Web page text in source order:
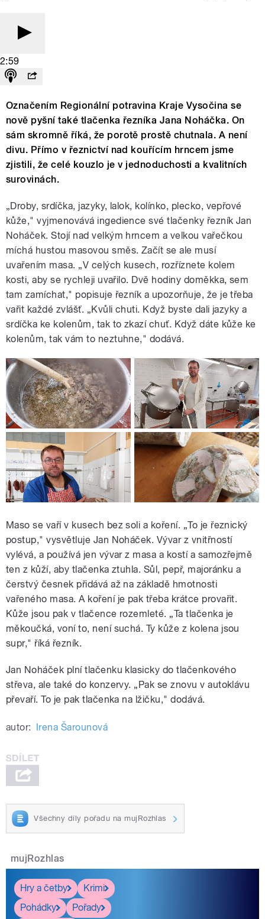
2:59
Označením Regionální potravina Kraje Vysočina se
nově pyšní také tlačenka řezníka Jana Noháčka. On
sám skromně říká, že porotě prostě chutnala. A není
divu. Přímo v řeznictví nad kouřícím hrncem jsme
zjistili, že celé kouzlo je v jednoduchosti a kvalitních
surovinách.
„Droby, srdíčka, jazyky, lalok, kolínko, plecko, vepřové
kůže," vyjmenovává ingedience své tlačenky řezník Jan
Noháček. Stojí nad velkým hrncem a velkou vařečkou
míchá hustou masovou směs. Začít se ale musí
uvařením masa. „V celých kusech, rozříznete kolem
kosti, aby se rychleji uvařilo. Dvě hodiny doměkka, sem
tam zamíchat," popisuje řezník a upozorňuje, že je třeba
vařit každé zvlášť. „Kvůli chuti. Když byste dali jazyky a
srdíčka ke kolenům, tak to zkazí chuť. Když dáte kůže ke
kolenům, tak vám to neztuhne," dodává.
Maso se vaří v kusech bez soli a koření. „To je řeznický
postup," vysvětluje Jan Noháček. Vývar z vnitřností
vylévá, a používá jen vývar z masa a kostí a samozřejmě
ten z kůží, aby tlačenka ztuhla. Sůl, pepř, majoránku a
čerstvý česnek přidává až na základě hmotnosti
vařeného masa. A koření je pak třeba krátce provařit.
Kůže jsou pak v tlačence rozemleté. „Ta tlačenka je
měkoučká, voní to, není suchá. Ty kůže z kolena jsou
supr," říká řezník.
Jan Noháček plní tlačenku klasicky do tlačenkového
střeva, ale také do konzervy. „Pak se znovu v autoklávu
převaří. To je pak tlačenka na lžičku," dodává.
autor: Irena Šarounová
Všechny díly pořadu na mujRozhlas
mujRozhlas
Hry a četby
Krimi
Pohádky
Pořady